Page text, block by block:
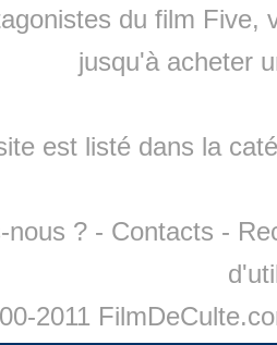
du film Five,
jusqu'à acheter
est listé dans la
nous ? - Contacts -
2011